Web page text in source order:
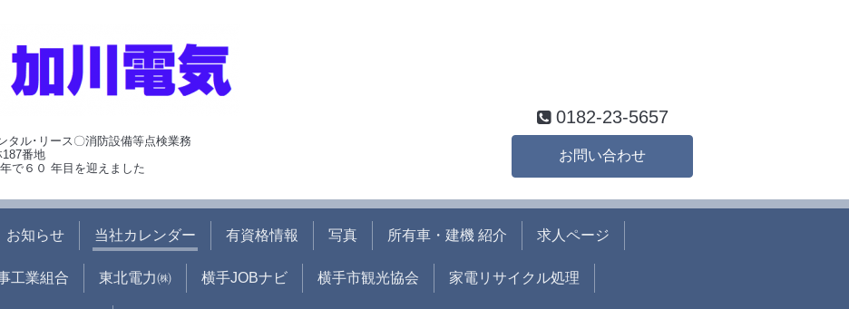
タル･リース〇消防設備等点検業務
番地
で６０ 年目を迎えました
0182-23-5657
お問い合わせ
お知らせ 当社カレンダー 有資格情報 写真 所有車・建機 紹介 求人ページ
工業組合 東北電力㈱ 横手JOBナビ 横手市観光協会 家電リサイクル処理